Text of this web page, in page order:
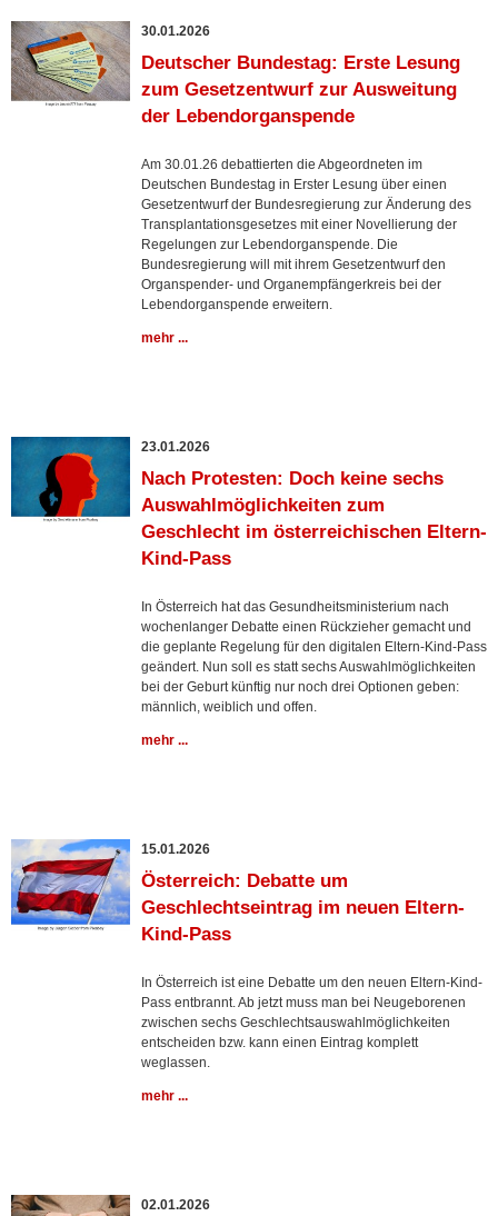
30.01.2026
Deutscher Bundestag: Erste Lesung
zum Gesetzentwurf zur Ausweitung
der Lebendorganspende
Am 30.01.26 debattierten die Abgeordneten im
Deutschen Bundestag in Erster Lesung über einen
Gesetzentwurf der Bundesregierung zur Änderung des
Transplantationsgesetzes mit einer Novellierung der
Regelungen zur Lebendorganspende. Die
Bundesregierung will mit ihrem Gesetzentwurf den
Organspender- und Organempfängerkreis bei der
Lebendorganspende erweitern.
mehr ...
23.01.2026
Nach Protesten: Doch keine sechs
Auswahlmöglichkeiten zum
Geschlecht im österreichischen Eltern-
Kind-Pass
In Österreich hat das Gesundheitsministerium nach
wochenlanger Debatte einen Rückzieher gemacht und
die geplante Regelung für den digitalen Eltern-Kind-Pass
geändert. Nun soll es statt sechs Auswahlmöglichkeiten
bei der Geburt künftig nur noch drei Optionen geben:
männlich, weiblich und offen.
mehr ...
15.01.2026
Österreich: Debatte um
Geschlechtseintrag im neuen Eltern-
Kind-Pass
In Österreich ist eine Debatte um den neuen Eltern-Kind-
Pass entbrannt. Ab jetzt muss man bei Neugeborenen
zwischen sechs Geschlechtsauswahlmöglichkeiten
entscheiden bzw. kann einen Eintrag komplett
weglassen.
mehr ...
02.01.2026